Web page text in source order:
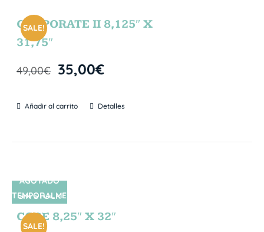
SALE!
CORPORATE II 8,125″ X
31,75″
49,00€ 35,00€
Añadir al carrito Detalles
SIN STOCK
SALE!
AGOTADO
TEMPORALME
NTE
CORE 8,25″ X 32″